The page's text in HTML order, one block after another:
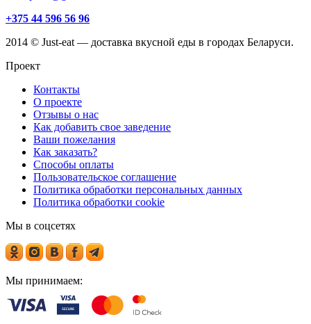
+375 44 596 56 96
2014 © Just-eat — доставка вкусной еды в городах Беларуси.
Проект
Контакты
О проекте
Отзывы о нас
Как добавить свое заведение
Ваши пожелания
Как заказать?
Способы оплаты
Пользовательское соглашение
Политика обработки персональных данных
Политика обработки cookie
Мы в соцсетях
Мы принимаем: